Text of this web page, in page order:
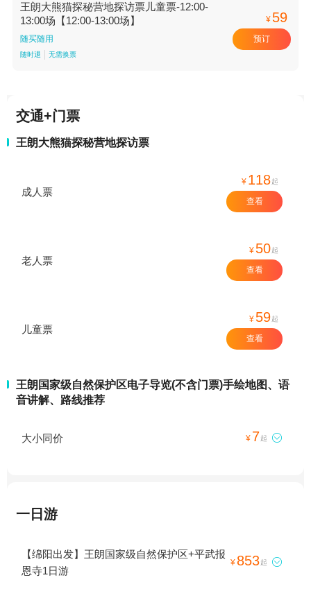
王朗大熊猫探秘营地探访票儿童票-12:00-
13:00场【12:00-13:00场】
随买随用
随时退 无需换票
¥ 59
预订
交通+门票
王朗大熊猫探秘营地探访票
成人票
¥ 118起
查看
老人票
¥ 50起
查看
儿童票
¥ 59起
查看
王朗国家级自然保护区电子导览(不含门票)手绘地图、语
音讲解、路线推荐
大小同价 ¥ 7起 
一日游
【绵阳出发】王朗国家级自然保护区+平武报
恩寺1日游
¥ 853起 